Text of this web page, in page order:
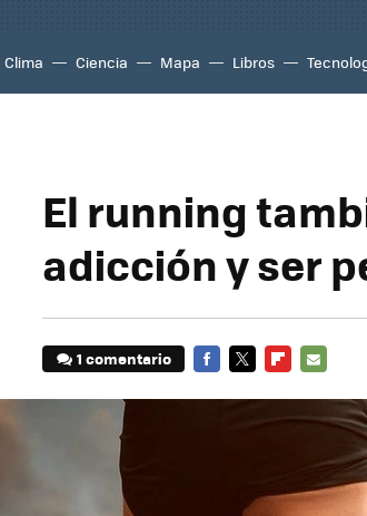
Clima Ciencia Mapa Libros
El running
adicción y ser
1 comentario